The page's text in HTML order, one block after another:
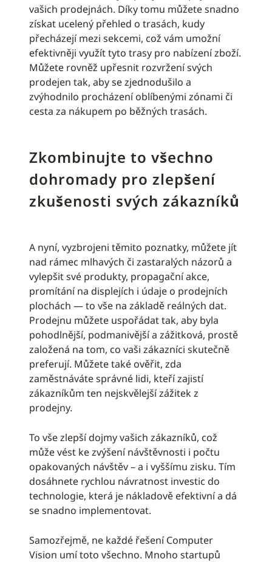
vašich prodejnách. Díky tomu můžete snadno
získat ucelený přehled o trasách, kudy
přecházejí mezi sekcemi, což vám umožní
efektivněji využít tyto trasy pro nabízení zboží.
Můžete rovněž upřesnit rozvržení svých
prodejen tak, aby se zjednodušilo a
zvýhodnilo procházení oblíbenými zónami či
cesta za nákupem po běžných trasách.
Zkombinujte to všechno
dohromady pro zlepšení
zkušenosti svých zákazníků
A nyní, vyzbrojeni těmito poznatky, můžete jít
nad rámec mlhavých či zastaralých názorů a
vylepšit své produkty, propagační akce,
promítání na displejích i údaje o prodejních
plochách — to vše na základě reálných dat.
Prodejnu můžete uspořádat tak, aby byla
pohodlnější, podmanivější a zážitková, prostě
založená na tom, co vaši zákazníci skutečně
preferují. Můžete také ověřit, zda
zaměstnáváte správné lidi, kteří zajistí
zákazníkům ten nejskvělejší zážitek z
prodejny.
To vše zlepší dojmy vašich zákazníků, což
může vést ke zvýšení návštěvnosti i počtu
opakovaných návštěv – a i vyššímu zisku. Tím
dosáhnete rychlou návratnost investic do
technologie, která je nákladově efektivní a dá
se snadno implementovat.
Samozřejmě, ne každé řešení Computer
Vision umí toto všechno. Mnoho startupů